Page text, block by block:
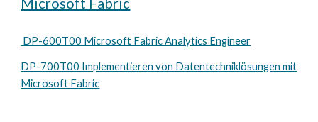
DP-600T00 Microsoft Fabric Analytics Engineer
DP-700T00 Implementieren von Datentechniklösungen mit
Microsoft Fabric